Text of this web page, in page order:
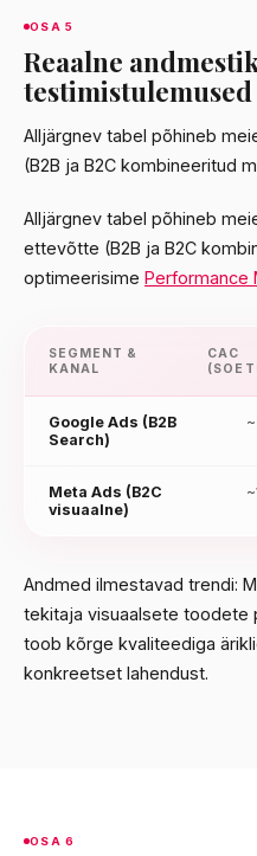
OSA 5
Reaalne
testimistulemused
Alljärgnev tabel põhineb
(B2B ja B2C kombineeritud
Alljärgnev tabel põhineb
ettevõtte (B2B ja B2C
optimeerisime Performance
SEGMENT &
KANAL
CAC
Google Ads (B2B
Search)
Meta Ads (B2C
visuaalne)
Andmed ilmestavad trendi:
tekitaja visuaalsete toodete
toob kõrge kvaliteediga
konkreetset lahendust.
OSA 6